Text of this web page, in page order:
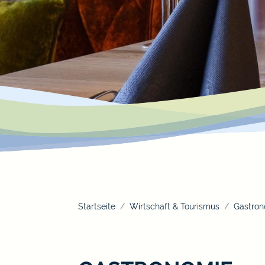
Startseite Wirtschaft & Tourismus